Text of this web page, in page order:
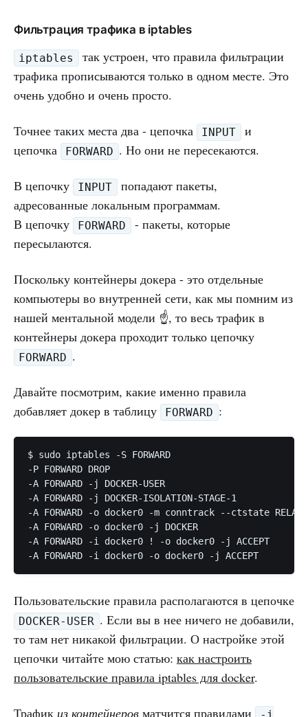
Фильтрация трафика в iptables
iptables
так устроен, что правила фильтрации
трафика прописываются только в одном месте. Это
очень удобно и очень просто.
Точнее таких места два - цепочка INPUT
и
цепочка
FORWARD . Но они не пересекаются.
В цепочку INPUT
попадают пакеты,
адресованные локальным программам.
В цепочку
FORWARD
- пакеты, которые
пересылаются.
Поскольку контейнеры докера - это отдельные
компьютеры во внутренней сети, как мы помним из
нашей ментальной модели ☝️, то весь трафик в
контейнеры докера проходит только цепочку
FORWARD .
Давайте посмотрим, какие именно правила
добавляет докер в таблицу
FORWARD :
$ sudo iptables -S FORWARD
-P FORWARD DROP
-A FORWARD -j DOCKER-USER
-A FORWARD -j DOCKER-ISOLATION-STAGE-1
-A FORWARD -o docker0 -m conntrack --ctstate
-A FORWARD -o docker0 -j DOCKER
-A FORWARD -i docker0 ! -o docker0 -j ACCEPT
-A FORWARD -i docker0 -o docker0 -j ACCEPT
Пользовательские правила располагаются в цепочке
DOCKER-USER . Если вы в нее ничего не добавили,
то там нет никакой фильтрации. О настройке этой
цепочки читайте мою статью: как настроить
пользовательские правила iptables для docker.
Трафик из контейнеров матчится правилами